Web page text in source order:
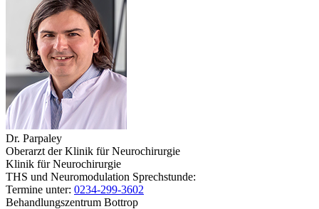
Dr. Parpaley
Oberarzt der Klinik für Neurochirurgie
Klinik für Neurochirurgie
THS und Neuromodulation Sprechstunde:
Termine unter: 0234-299-3602
Behandlungszentrum Bottrop